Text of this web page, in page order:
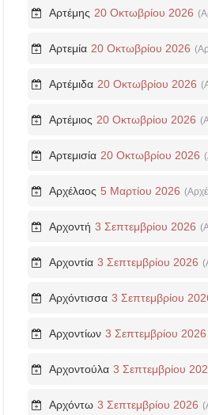
Αρτέμης 20 Οκτωβρίου 2026
Αρτεμία 20 Οκτωβρίου 2026
Αρτέμιδα 20 Οκτωβρίου 2026
Αρτέμιος 20 Οκτωβρίου 2026
Αρτεμισία 20 Οκτωβρίου 2026
Αρχέλαος 5 Μαρτίου 2026
Αρχοντή 3 Σεπτεμβρίου 2026
Αρχοντία 3 Σεπτεμβρίου 2026
Αρχόντισσα 3 Σεπτεμβρίου
Αρχοντίων 3 Σεπτεμβρίου 2026
Αρχοντούλα 3 Σεπτεμβρίου
Αρχόντω 3 Σεπτεμβρίου 2026